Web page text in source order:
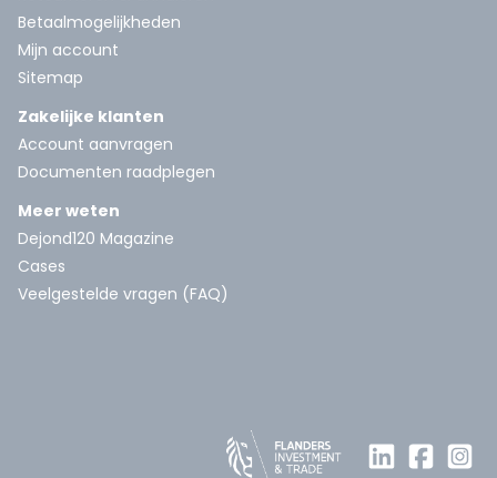
Betaalmogelijkheden
Mijn account
Sitemap
Zakelijke klanten
Account aanvragen
Documenten raadplegen
Meer weten
Dejond120 Magazine
Cases
Veelgestelde vragen (FAQ)